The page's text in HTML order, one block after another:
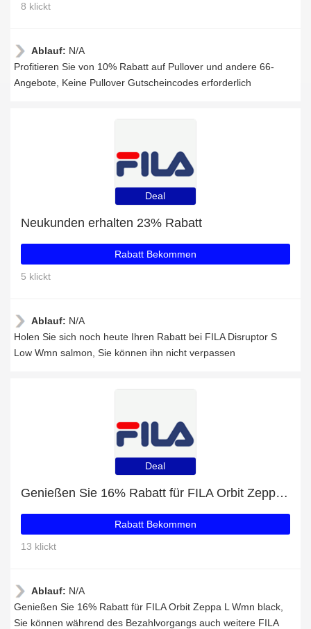
8 klickt
Ablauf: N/A
Profitieren Sie von 10% Rabatt auf Pullover und andere 66-
Angebote, Keine Pullover Gutscheincodes erforderlich
Deal
Neukunden erhalten 23% Rabatt
Rabatt Bekommen
5 klickt
Ablauf: N/A
Holen Sie sich noch heute Ihren Rabatt bei FILA Disruptor S
Low Wmn salmon, Sie können ihn nicht verpassen
Deal
Genießen Sie 16% Rabatt für FILA Orbit Zeppa L Wmn black
Rabatt Bekommen
13 klickt
Ablauf: N/A
Genießen Sie 16% Rabatt für FILA Orbit Zeppa L Wmn black,
Sie können während des Bezahlvorgangs auch weitere FILA